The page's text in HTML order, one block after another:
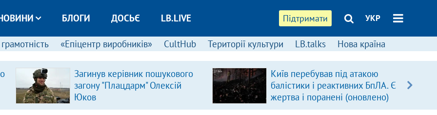
Підтримати УКР
БЛОГИ ДОСЬЄ LB.LIVE
«Епіцентр виробників» CultHub Території культури LB.talks Нова країна
Загинув керівник пошукового
загону "Плацдарм" Олексій
Юков
Київ перебував під атакою
балістики і реактивних БпЛА. Є
жертва і поранені (оновлено)